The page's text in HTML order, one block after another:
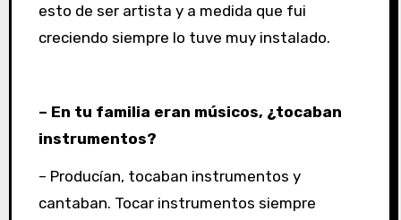
esto de ser artista y a medida que fui
creciendo siempre lo tuve muy instalado.
– En tu familia eran músicos, ¿tocaban
instrumentos?
– Producían, tocaban instrumentos y
cantaban. Tocar instrumentos siempre